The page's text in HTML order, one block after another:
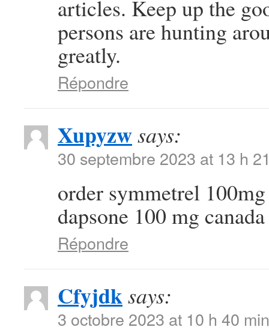
articles. Keep up the
persons are hunting
greatly.
Répondre
Xupyzwsays:
30 septembre 2023 at 13 h
order symmetrel
dapsone 100 mg canada
Répondre
Cfyjdksays:
3 octobre 2023 at 10 h 40 min